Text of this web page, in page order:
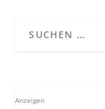
Anzeigen